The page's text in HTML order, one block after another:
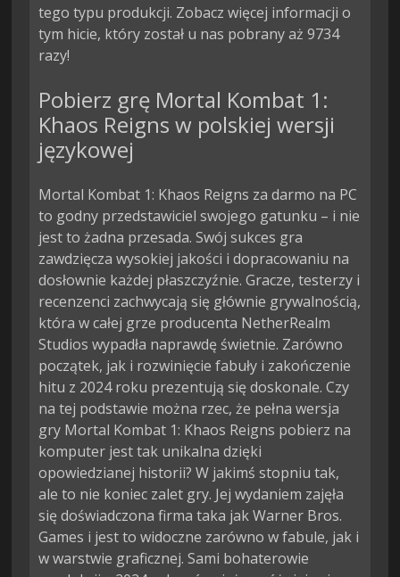
tego typu produkcji. Zobacz więcej informacji o
tym hicie, który został u nas pobrany aż 9734
razy!
Pobierz grę Mortal Kombat 1:
Khaos Reigns w polskiej wersji
językowej
Mortal Kombat 1: Khaos Reigns za darmo na PC
to godny przedstawiciel swojego gatunku – i nie
jest to żadna przesada. Swój sukces gra
zawdzięcza wysokiej jakości i dopracowaniu na
dosłownie każdej płaszczyźnie. Gracze, testerzy i
recenzenci zachwycają się głównie grywalnością,
która w całej grze producenta NetherRealm
Studios wypadła naprawdę świetnie. Zarówno
początek, jak i rozwinięcie fabuły i zakończenie
hitu z 2024 roku prezentują się doskonale. Czy
na tej podstawie można rzec, że pełna wersja
gry Mortal Kombat 1: Khaos Reigns pobierz na
komputer jest tak unikalna dzięki
opowiedzianej historii? W jakimś stopniu tak,
ale to nie koniec zalet gry. Jej wydaniem zajęła
się doświadczona firma taka jak Warner Bros.
Games i jest to widoczne zarówno w fabule, jak i
w warstwie graficznej. Sami bohaterowie